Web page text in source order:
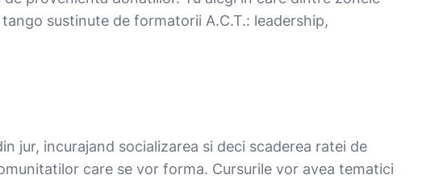
sustinute de formatorii A.C.T.: leadership,
jur, incurajand socializarea si deci scaderea ratei de
care se vor forma. Cursurile vor avea tematici